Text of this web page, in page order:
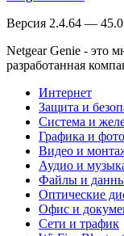
Версия 2.4.64 —
Netgear Genie - это
разработанная
Интернет
Защита и
Система и
Графика и фото
Видео и
Аудио и
Файлы и
Оптические
Офис и
Сети и трафик